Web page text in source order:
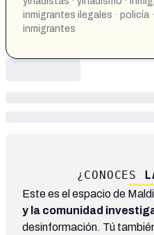
inmigrantes ilegales · policía ·
inmigrantes
¿CONOCES
Este es el espacio de
y la comunidad
desinformación. Tú